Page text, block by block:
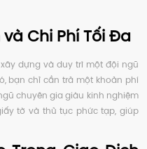
và Chi Phí Tối Đa
dựng và duy trì một đội ngũ
bạn chỉ cần trả một khoản phí
chuyên gia giàu kinh nghiệm
tờ và thủ tục phức tạp, giúp